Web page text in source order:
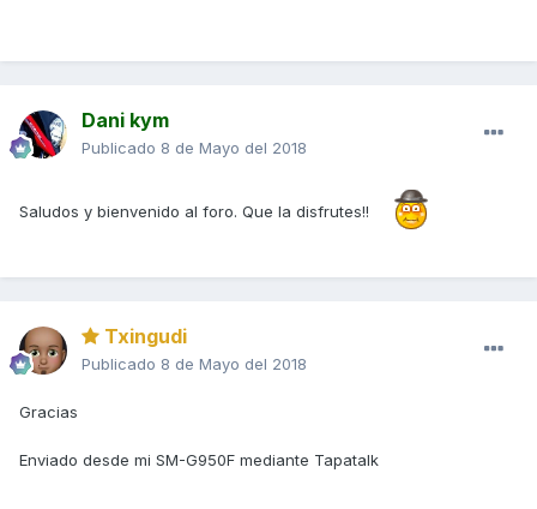
Dani kym
Publicado 8 de Mayo del 2018
Saludos y bienvenido al foro. Que la disfrutes!!
Txingudi
Publicado 8 de Mayo del 2018
Gracias
Enviado desde mi SM-G950F mediante Tapatalk